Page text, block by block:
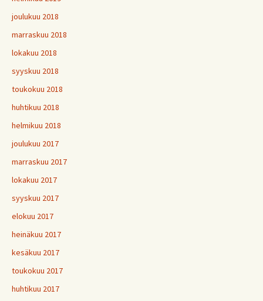
joulukuu 2018
marraskuu 2018
lokakuu 2018
syyskuu 2018
toukokuu 2018
huhtikuu 2018
helmikuu 2018
joulukuu 2017
marraskuu 2017
lokakuu 2017
syyskuu 2017
elokuu 2017
heinäkuu 2017
kesäkuu 2017
toukokuu 2017
huhtikuu 2017